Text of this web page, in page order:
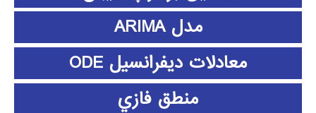
مدل ARIMA
معادلات دیفرانسیل ODE
منطق فازي